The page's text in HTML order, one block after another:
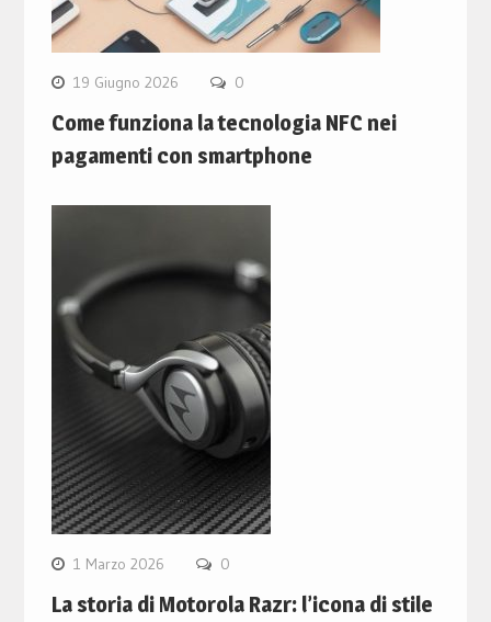
19 Giugno 2026 0
Come funziona la tecnologia NFC nei
pagamenti con smartphone
1 Marzo 2026 0
La storia di Motorola Razr: l’icona di stile